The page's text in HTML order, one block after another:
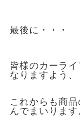
最後に・・・
皆様のカーラ
なりますよう、
これからも商
んでまいります